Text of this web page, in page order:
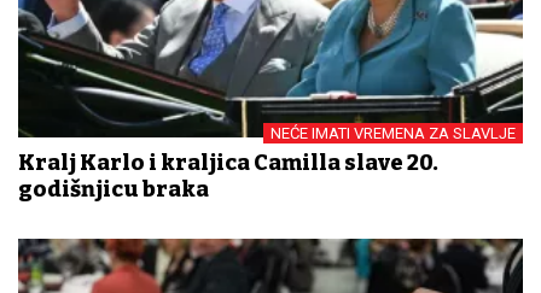
NEĆE IMATI VREMENA ZA SLAVLJE
Kralj Karlo i kraljica Camilla slave 20.
godišnjicu braka